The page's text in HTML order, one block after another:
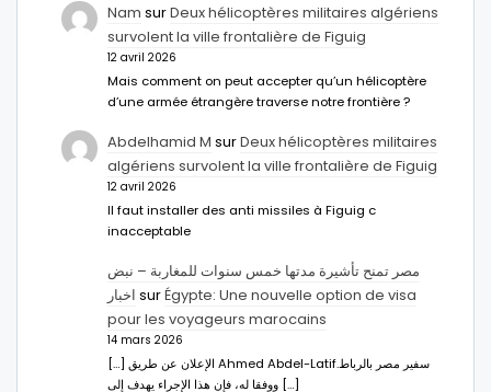
Nam surDeux hélicoptères militaires algériens
survolent la ville frontalière de Figuig
12 avril 2026
Mais comment on peut accepter qu’un hélicoptère
d’une armée étrangère traverse notre frontière ?
Abdelhamid M surDeux hélicoptères militaires
algériens survolent la ville frontalière de Figuig
12 avril 2026
Il faut installer des anti missiles à Figuig c
inacceptable
مصر تمنح تأشيرة مدتها خمس سنوات للمغاربة – نبض
اخبار surÉgypte: Une nouvelle option de visa
pour les voyageurs marocains
14 mars 2026
[…] الإعلان عن طريق Ahmed Abdel-Latifسفير مصر بالرباط.
ووفقا له، فإن هذا الإجراء يهدف إلى […]